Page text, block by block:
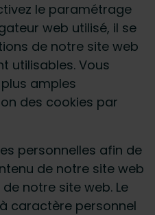
le paramétrage
web utilisé, il se
de notre site web
utilisables. Vous
amples
des cookies par
personnelles afin de
de notre site web
notre site web. Le
caractère personnel